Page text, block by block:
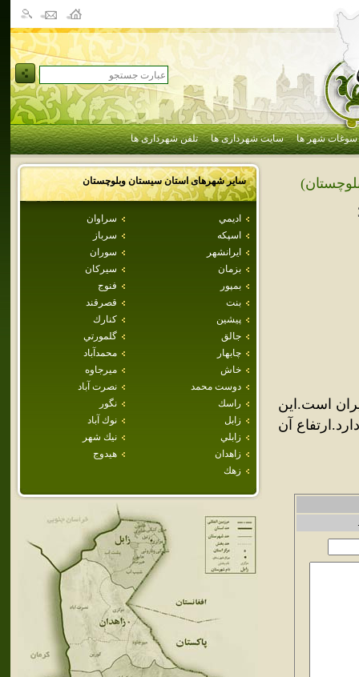
سوغات شهر ها سایت شهرداری ها تلفن شهرداری ها
سایر شهرهای استانسيستان وبلوچستان
اديمي
سراوان
اسپكه
سرباز
ايرانشهر
سوران
بزمان
سيركان
بمپور
فنوج
بنت
قصرقند
پيشين
كنارك
جالق
گلمورتي
چابهار
محمدآباد
خاش
ميرجاوه
دوست محمد
نصرت آباد
راسك
نگور
زابل
نوك آباد
زابلي
نيك شهر
زاهدان
هيدوج
زهك
است.اين
آن